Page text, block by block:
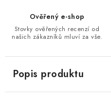
Ověřený e-shop
Stovky ověřených recenzí od
našich zákazníků mluví za vše.
Popis produktu